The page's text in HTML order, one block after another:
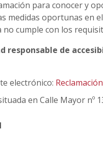
para conocer y
medidas oportunas en
cumple con los
responsable de
electrónico:
en Calle Mayor nº